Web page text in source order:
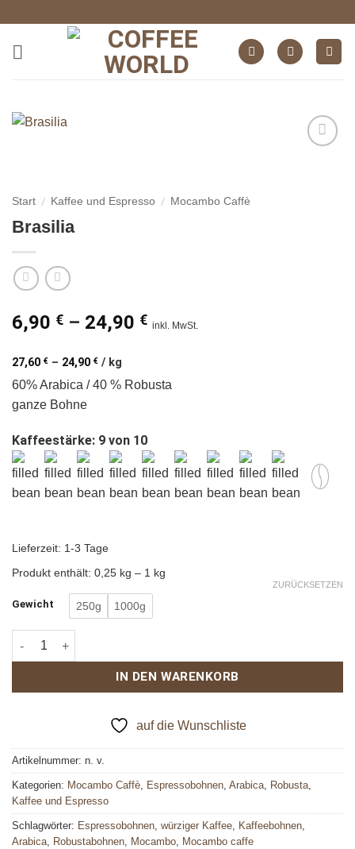
springen
Start / Kaffee und Espresso / Mocambo Caffè
Brasilia
6,90 € – 24,90 € inkl. MwSt.
27,60 € – 24,90 € / kg
60% Arabica / 40 % Robusta
ganze Bohne
Kaffeestärke: 9 von 10
Lieferzeit: 1-3 Tage
Produkt enthält: 0,25 kg – 1 kg
Gewicht 250g 1000g
ZURÜCKSETZEN
Brasilia Menge
IN DEN WARENKORB
auf die Wunschliste
Artikelnummer: n. v.
Kategorien: Mocambo Caffè, Espressobohnen, Arabica, Robusta,
Kaffee und Espresso
Schlagwörter: Espressobohnen, würziger Kaffee, Kaffeebohnen,
Arabica, Robustabohnen, Mocambo, Mocambo caffe